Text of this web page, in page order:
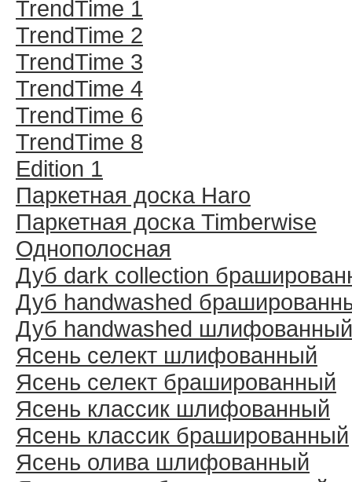
TrendTime 1
TrendTime 2
TrendTime 3
TrendTime 4
TrendTime 6
TrendTime 8
Edition 1
Паркетная доска Haro
Паркетная доска Timberwise
Однополосная
Дуб dark collection
Дуб handwashed
Дуб handwashed шлифованный
Ясень селект шлифованный
Ясень селект брашированный
Ясень классик шлифованный
Ясень классик брашированный
Ясень олива шлифованный